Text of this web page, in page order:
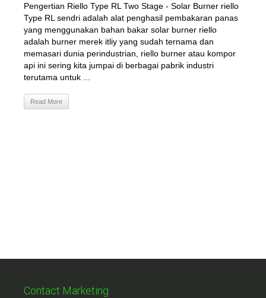
Pengertian Riello Type RL Two Stage - Solar Burner riello
Type RL sendri adalah alat penghasil pembakaran panas
yang menggunakan bahan bakar solar burner riello
adalah burner merek itliy yang sudah ternama dan
memasari dunia perindustrian, riello burner atau kompor
api ini sering kita jumpai di berbagai pabrik industri
terutama untuk ...
Read More
Contact Marketing